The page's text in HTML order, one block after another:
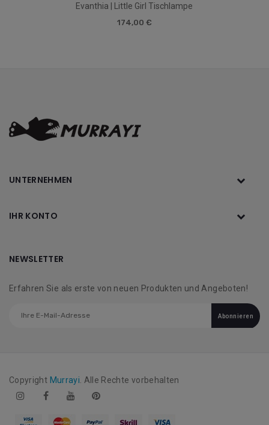
Evanthia | Little Girl Tischlampe
174,00 €
UNTERNEHMEN
IHR KONTO
NEWSLETTER
Erfahren Sie als erste von neuen Produkten und Angeboten!
Abonnieren
Copyright Murrayi . Alle Rechte vorbehalten